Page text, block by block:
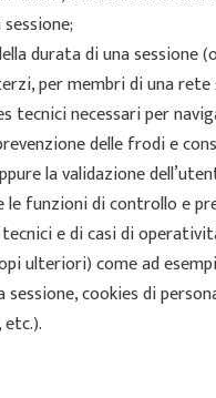
durata di una sessione
per membri di una
necessari per
delle frodi e
la validazione
le funzioni di controllo e
e di casi di
ulteriori) come ad
cookies di